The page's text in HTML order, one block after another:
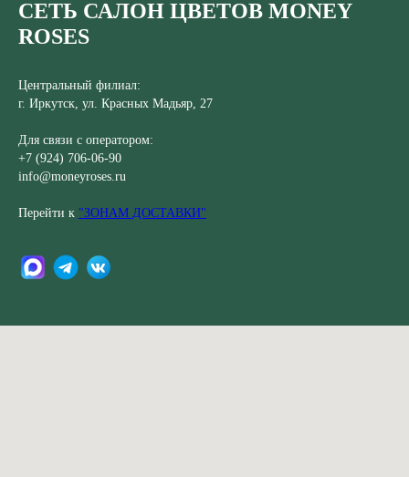
СЕТЬ САЛОН ЦВЕТОВ MONEY
ROSES
Центральный филиал:
г. Иркутск, ​ул. Красных Мадьяр, 27
Для связи с оператором:
+7 (924) 706-06-90
info@moneyroses.ru
Перейти к "ЗОНАМ ДОСТАВКИ"